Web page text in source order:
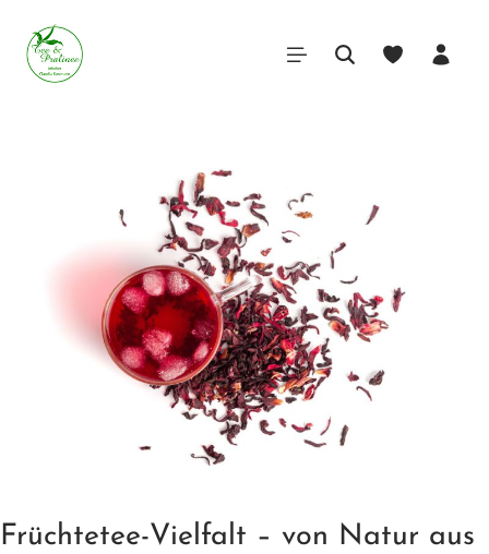
Früchtetee-Vielfalt – von Natur aus